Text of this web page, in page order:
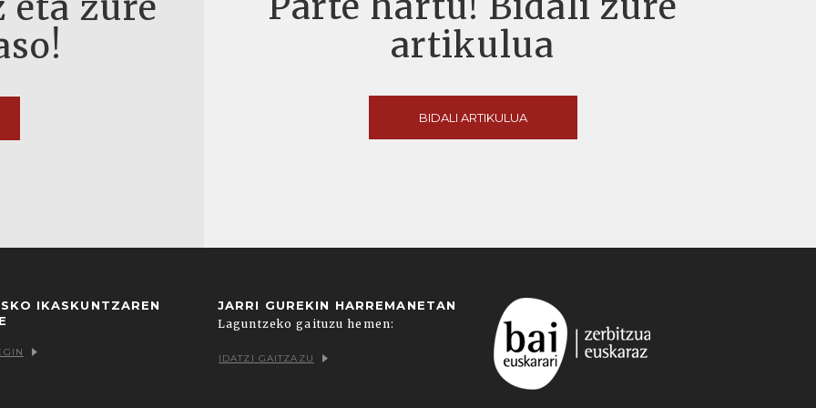
artikulua
BIDALI ARTIKULUA
IKASKUNTZAREN
JARRI GUREKIN HARREMANETAN
Laguntzeko gaituzu hemen:
IDATZI GAITZAZU